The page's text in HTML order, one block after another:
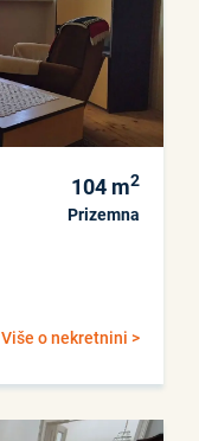
104 m2
Prizemna
Više o nekretnini >